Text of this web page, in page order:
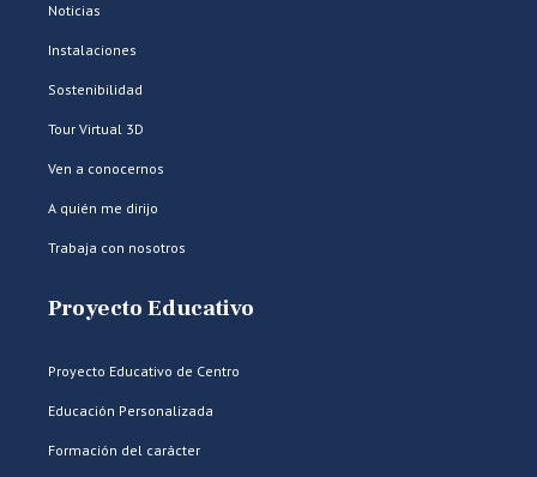
Noticias
Instalaciones
Sostenibilidad
Tour Virtual 3D
Ven a conocernos
A quién me dirijo
Trabaja con nosotros
Proyecto Educativo
Proyecto Educativo de Centro
Educación Personalizada
Formación del carácter